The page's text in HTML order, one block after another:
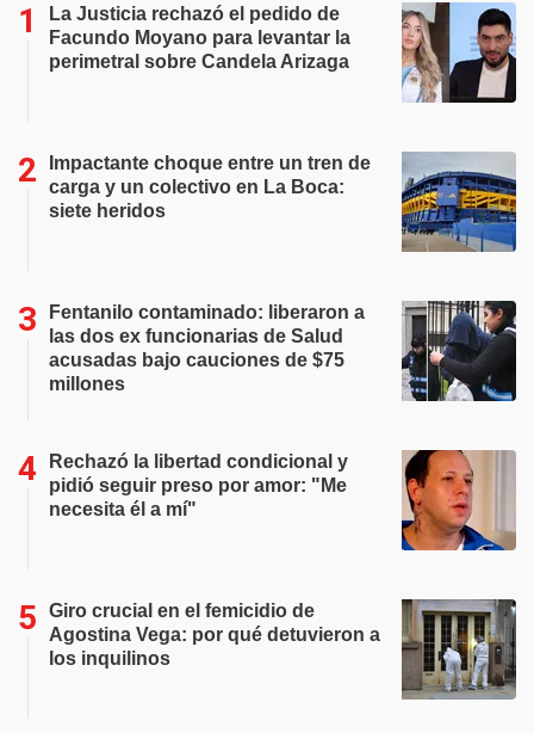
La Justicia rechazó el pedido de
Facundo Moyano para levantar la
perimetral sobre Candela Arizaga
Impactante choque entre un tren de
carga y un colectivo en La Boca:
siete heridos
Fentanilo contaminado: liberaron a
las dos ex funcionarias de Salud
acusadas bajo cauciones de $75
millones
Rechazó la libertad condicional y
pidió seguir preso por amor: "Me
necesita él a mí"
Giro crucial en el femicidio de
Agostina Vega: por qué detuvieron a
los inquilinos